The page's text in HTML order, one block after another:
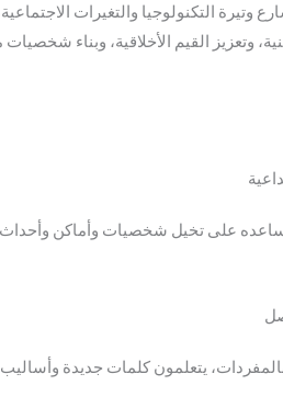
وتيرة التكنولوجيا والتغيرات
وتعزيز القيم الأخلاقية، وبناء
على تخيل شخصيات وأماكن وأحداث
بالمفردات، يتعلمون كلمات جديدة